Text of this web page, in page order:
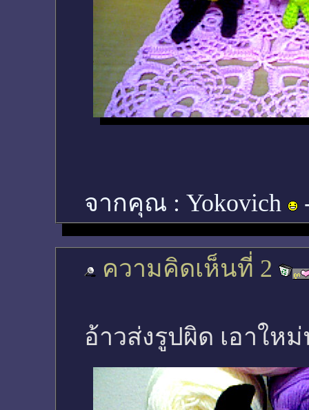
จากคุณ : Yokovich
ความคิดเห็นที่ 2
อ้าวส่งรูปผิด เอาให